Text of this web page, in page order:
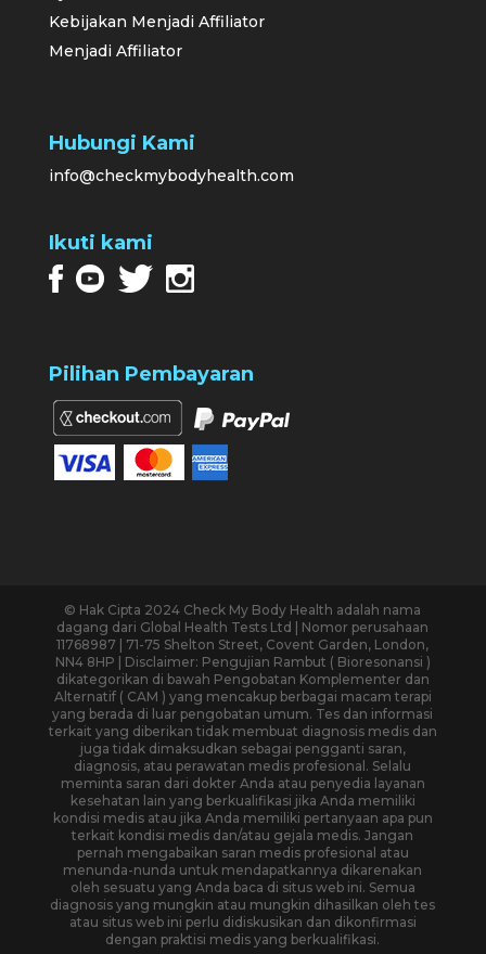
Kebijakan Menjadi Affiliator
Menjadi Affiliator
Hubungi Kami
info@checkmybodyhealth.com
Ikuti kami
Pilihan Pembayaran
© Hak Cipta 2024 Check My Body Health adalah nama
dagang dari Global Health Tests Ltd | Nomor perusahaan
11768987 | 71-75 Shelton Street, Covent Garden, London,
NN4 8HP | Disclaimer: Pengujian Rambut ( Bioresonansi )
dikategorikan di bawah Pengobatan Komplementer dan
Alternatif ( CAM ) yang mencakup berbagai macam terapi
yang berada di luar pengobatan umum. Tes dan informasi
terkait yang diberikan tidak membuat diagnosis medis dan
juga tidak dimaksudkan sebagai pengganti saran,
diagnosis, atau perawatan medis profesional. Selalu
meminta saran dari dokter Anda atau penyedia layanan
kesehatan lain yang berkualifikasi jika Anda memiliki
kondisi medis atau jika Anda memiliki pertanyaan apa pun
terkait kondisi medis dan/atau gejala medis. Jangan
pernah mengabaikan saran medis profesional atau
menunda-nunda untuk mendapatkannya dikarenakan
oleh sesuatu yang Anda baca di situs web ini. Semua
diagnosis yang mungkin atau mungkin dihasilkan oleh tes
atau situs web ini perlu didiskusikan dan dikonfirmasi
dengan praktisi medis yang berkualifikasi.